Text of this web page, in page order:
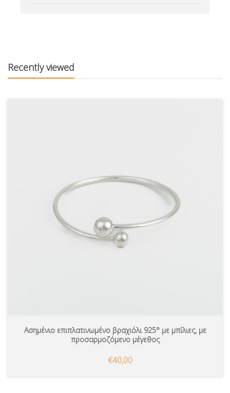
Recently viewed
Ασημένιο επιπλατινωμένο βραχιόλι 925° με μπίλιες, με
προσαρμοζόμενο μέγεθος
€40,00